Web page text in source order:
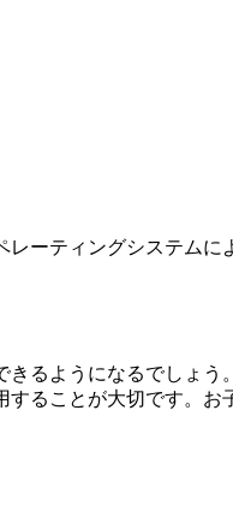
ーティングシステム
るようになるでしょ
ることが大切です。お